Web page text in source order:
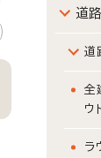
道路
道
全
ウ
ラ